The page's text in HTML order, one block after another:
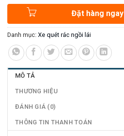
Đặt hàng ngay
Danh mục: Xe quét rác ngồi lái
MÔ TẢ
THƯƠNG HIỆU
ĐÁNH GIÁ (0)
THÔNG TIN THANH TOÁN